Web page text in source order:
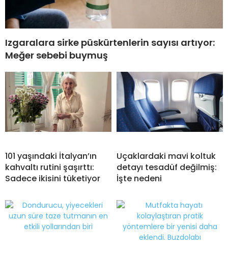
Izgaralara sirke püskürtenlerin sayısı artıyor:
Meğer sebebi buymuş
101 yaşındaki İtalyan’ın
kahvaltı rutini şaşırttı:
Sadece ikisini tüketiyor
Uçaklardaki mavi koltuk
detayı tesadüf değilmiş:
İşte nedeni